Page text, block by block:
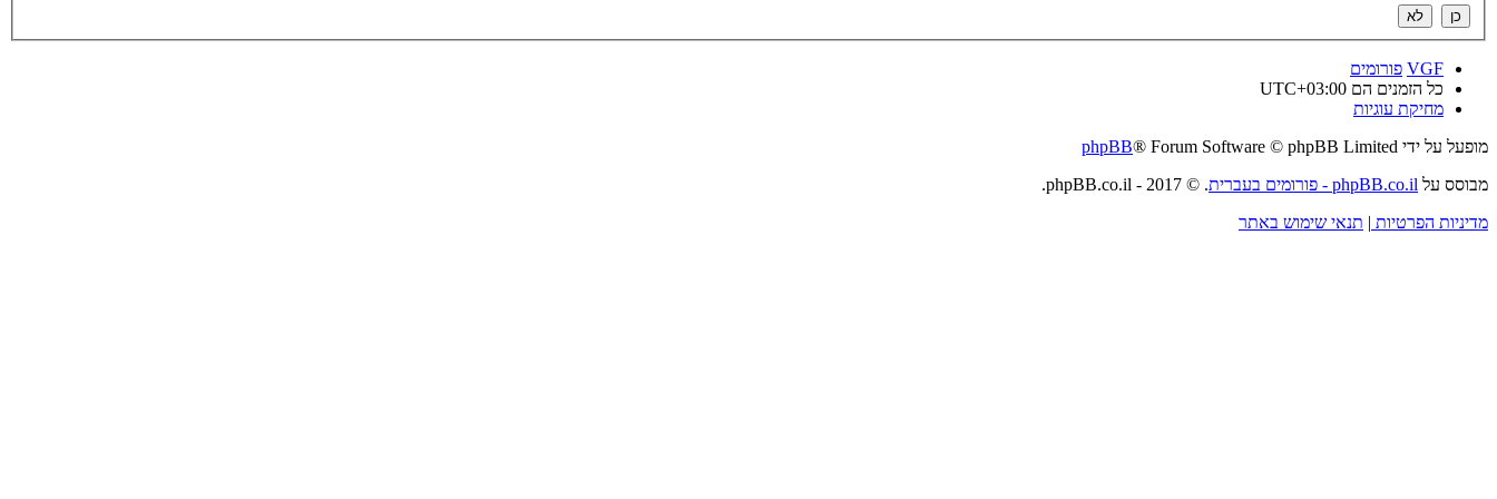
VGF פורומים
כל הזמנים הם UTC+03:00
מחיקת עוגיות
מופעל על ידי
phpBB® Forum Software © phpBB Limited
מבוסס על phpBB.co.il - פורומים בעברית
. © 2017 - phpBB.co.il.
מדיניות הפרטיות | תנאי שימוש באתר